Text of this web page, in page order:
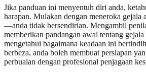
Jika panduan ini menyentuh diri anda,
harapan. Mulakan dengan meneroka gejala
—anda tidak bersendirian. Mengambil
memberikan pandangan awal tentang gejala
mengetahui bagaimana keadaan ini
berbeza, anda boleh membuat persiapan
perbualan dengan profesional penjagaan